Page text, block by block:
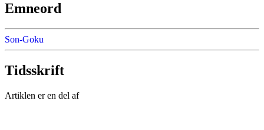
Emneord
Son-Goku
Tidsskrift
Artiklen er en del af